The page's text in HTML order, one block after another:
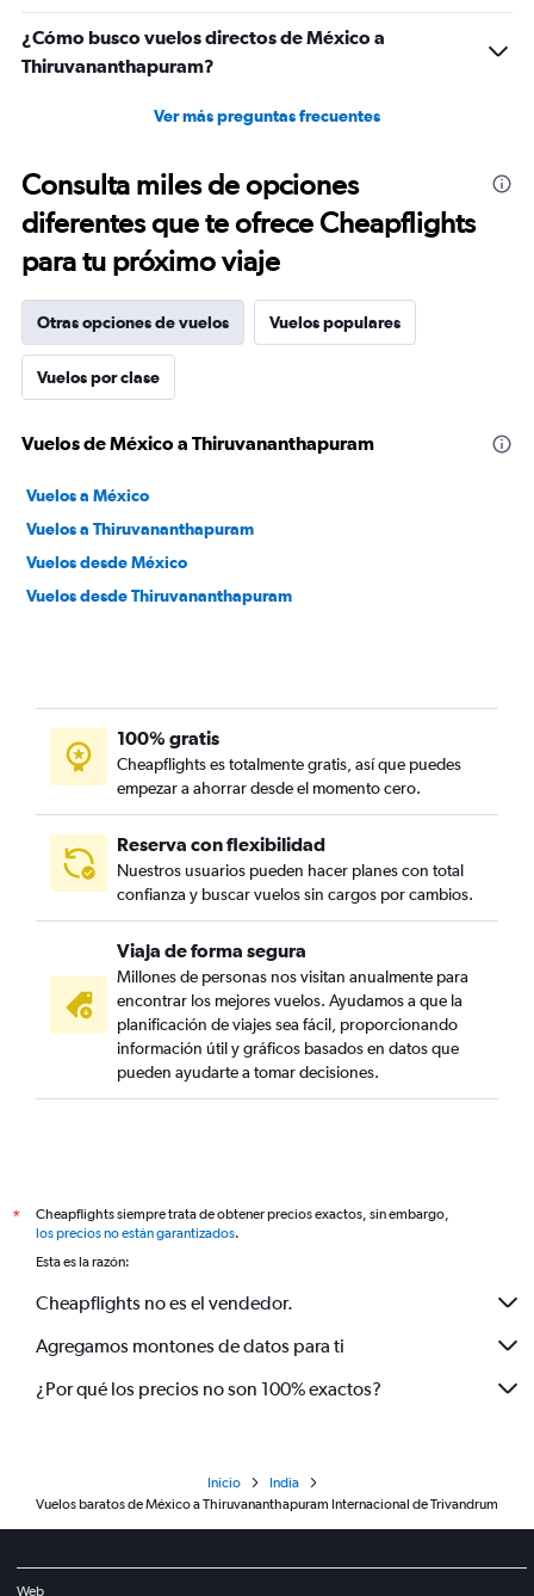
¿Cómo busco vuelos directos de México a
Thiruvananthapuram?
Ver más preguntas frecuentes
Consulta miles de opciones
diferentes que te ofrece Cheapflights
para tu próximo viaje
Otras opciones de vuelos Vuelos populares
Vuelos por clase
Vuelos de México a Thiruvananthapuram
Vuelos a México
Vuelos a Thiruvananthapuram
Vuelos desde México
Vuelos desde Thiruvananthapuram
100% gratis
Cheapflights es totalmente gratis, así que puedes
empezar a ahorrar desde el momento cero.
Reserva con flexibilidad
Nuestros usuarios pueden hacer planes con total
confianza y buscar vuelos sin cargos por cambios.
Viaja de forma segura
Millones de personas nos visitan anualmente para
encontrar los mejores vuelos. Ayudamos a que la
planificación de viajes sea fácil, proporcionando
información útil y gráficos basados en datos que
pueden ayudarte a tomar decisiones.
*
Cheapflights siempre trata de obtener precios exactos, sin embargo,
los precios no están garantizados.
Esta es la razón:
Cheapflights no es el vendedor.
Agregamos montones de datos para ti
¿Por qué los precios no son 100% exactos?
Inicio
India
Vuelos baratos de México a Thiruvananthapuram Internacional de Trivandrum
Web